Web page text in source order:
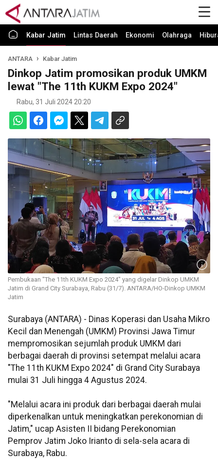
Kabar Jatim Lintas Daerah Ekonomi Olahraga
ANTARA Kabar Jatim
Dinkop Jatim promosikan produk UMKM
lewat "The 11th KUKM Expo 2024"
Rabu, 31 Juli 2024 20:20
Pembukaan "The 11th KUKM Expo 2024" yang digelar Dinkop UMKM
Jatim di Grand City Surabaya, Rabu (31/7). ANTARA/HO-Dinkop UMKM
Jatim
Surabaya (ANTARA) - Dinas Koperasi dan Usaha Mikro
Kecil dan Menengah (UMKM) Provinsi Jawa Timur
mempromosikan sejumlah produk UMKM dari
berbagai daerah di provinsi setempat melalui acara
"The 11th KUKM Expo 2024" di Grand City Surabaya
mulai 31 Juli hingga 4 Agustus 2024.
"Melalui acara ini produk dari berbagai daerah mulai
diperkenalkan untuk meningkatkan perekonomian di
Jatim," ucap Asisten II bidang Perekonomian
Pemprov Jatim Joko Irianto di sela-sela acara di
Surabaya, Rabu.